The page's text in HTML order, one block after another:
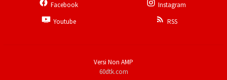
Facebook
Instagram
Youtube
RSS
Versi Non AMP
60dtk.com